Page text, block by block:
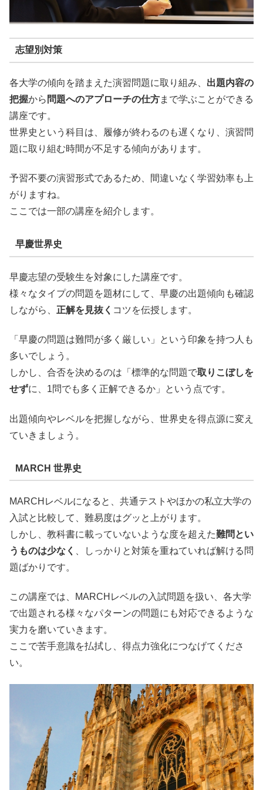
志望別対策
各大学の傾向を踏まえた演習問題に取り組み、 出題内容の
把握から 問題へのアプローチの仕方まで学ぶことができる
講座です。
世界史という科目は、履修が終わるのも遅くなり、演習問
題に取り組む時間が不足する傾向があります。
予習不要の演習形式であるため、間違いなく学習効率も上
がりますね。
ここでは一部の講座を紹介します。
早慶世界史
早慶志望の受験生を対象にした講座です。
様々なタイプの問題を題材にして、早慶の出題傾向も確認
しながら、 正解を見抜く コツを伝授します。
「早慶の問題は難問が多く厳しい」という印象を持つ人も
多いでしょう。
しかし、合否を決めるのは「標準的な問題で取りこぼしを
せずに、1問でも多く正解できるか」という点です。
出題傾向やレベルを把握しながら、世界史を得点源に変え
ていきましょう。
MARCH 世界史
MARCHレベルになると、共通テストやほかの私立大学の
入試と比較して、難易度はグッと上がります。
しかし、教科書に載っていないような度を超えた難問とい
うものは少なく
、しっかりと対策を重ねていれば解ける問
題ばかりです。
この講座では、MARCHレベルの入試問題を扱い、各大学
で出題される様々なパターンの問題にも対応できるような
実力を磨いていきます。
ここで苦手意識を払拭し、得点力強化につなげてくださ
い。